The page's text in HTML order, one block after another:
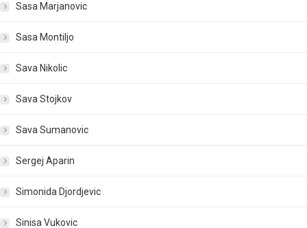
Sasa Marjanovic
Sasa Montiljo
Sava Nikolic
Sava Stojkov
Sava Sumanovic
Sergej Aparin
Simonida Djordjevic
Sinisa Vukovic